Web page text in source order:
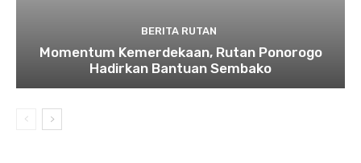
BERITA RUTAN
Momentum Kemerdekaan, Rutan Ponorogo
Hadirkan Bantuan Sembako